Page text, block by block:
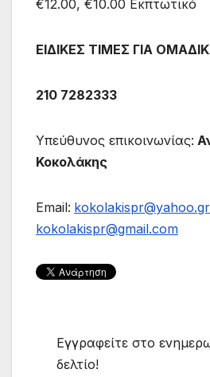
€12.00, €10.00 Εκπτωτικό
ΕΙΔΙΚΕΣ ΤΙΜΕΣ ΓΙΑ
210 7282333
Υπεύθυνος επικοινωνίας:
Κοκολάκης
Email: kokolakispr@yahoo.gr
kokolakispr@gmail.com
Εγγραφείτε στο
δελτίο!